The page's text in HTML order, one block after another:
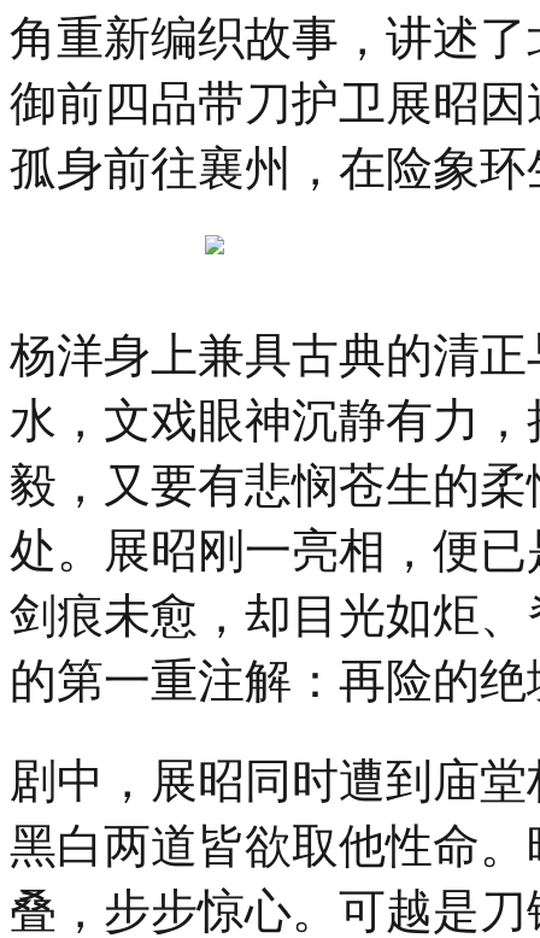
届
中
国
国
际
青
年
大
赛
总
决
赛
在
杭
州
上
城
寿
宫
隆
重
穿
越
年
角重新编织故事，讲述
御前四品带刀护卫展昭
孤身前往襄州，在险象
杨洋身上兼具古典的清
水，文戏眼神沉静有力
毅，又要有悲悯苍生的
处。展昭刚一亮相，便
剑痕未愈，却目光如炬、
的第一重注解：再险的
剧中，展昭同时遭到庙
黑白两道皆欲取他性命
叠，步步惊心。可越是